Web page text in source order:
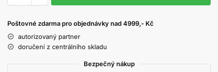
Poštovné zdarma pro objednávky nad 4999,- Kč
autorizovaný partner
doručení z centrálního skladu
Bezpečný nákup